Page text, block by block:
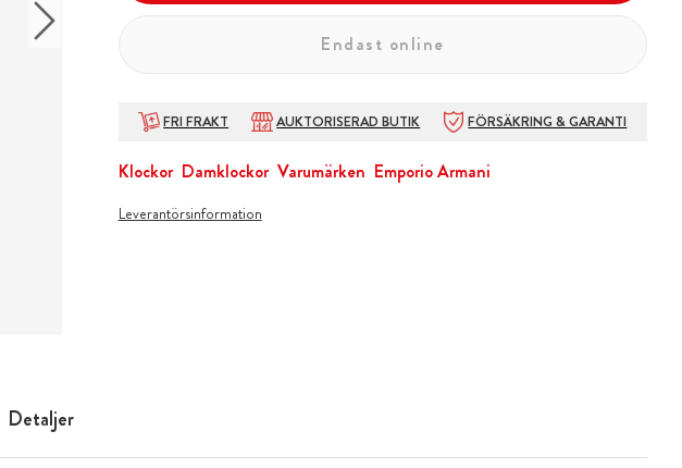
Endast online
FRI FRAKT AUKTORISERAD BUTIK FÖRSÄKRING & GARANTI
Klockor Damklockor Varumärken Emporio Armani
Leverantörsinformation
Detaljer